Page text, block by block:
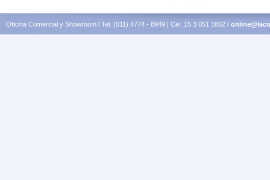
Oficina Comercial y Showroom l Tel. (011) 4774 - 8949 | Cel. 15 3 051 1862 l